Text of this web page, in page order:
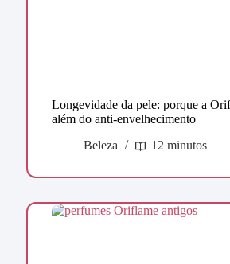
Longevidade da pele: porque a
além do anti-envelhecimento
Beleza
12 minutos